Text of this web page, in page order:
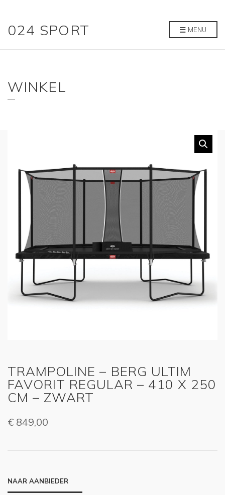
024 SPORT MENU
WINKEL
TRAMPOLINE – BERG ULTIM
FAVORIT REGULAR – 410 X 250
CM – ZWART
€ 849,00
NAAR AANBIEDER